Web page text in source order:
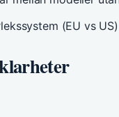
(EU vs US)